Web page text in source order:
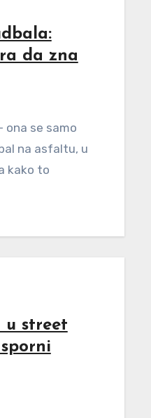
da zna
ona se samo
na asfaltu, u
kako to
u street